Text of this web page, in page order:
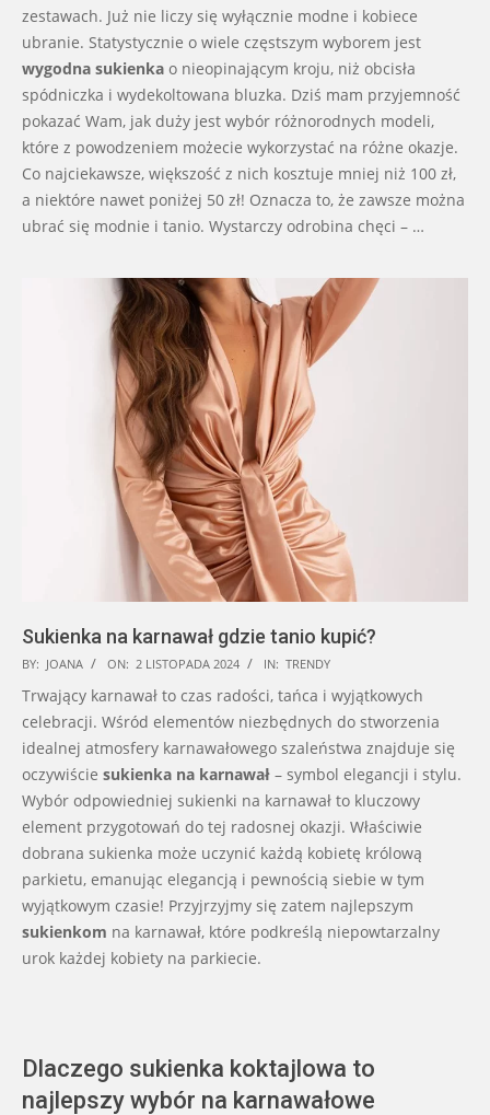
zestawach. Już nie liczy się wyłącznie modne i kobiece
ubranie. Statystycznie o wiele częstszym wyborem jest
wygodna sukienka o nieopinającym kroju, niż obcisła
spódniczka i wydekoltowana bluzka. Dziś mam przyjemność
pokazać Wam, jak duży jest wybór różnorodnych modeli,
które z powodzeniem możecie wykorzystać na różne okazje.
Co najciekawsze, większość z nich kosztuje mniej niż 100 zł,
a niektóre nawet poniżej 50 zł! Oznacza to, że zawsze można
ubrać się modnie i tanio. Wystarczy odrobina chęci – …
Sukienka na karnawał gdzie tanio kupić?
2024-
11-
02
BY: JOANA ON: 2 LISTOPADA 2024 IN: TRENDY
Trwający karnawał to czas radości, tańca i wyjątkowych
celebracji. Wśród elementów niezbędnych do stworzenia
idealnej atmosfery karnawałowego szaleństwa znajduje się
oczywiście sukienka na karnawał – symbol elegancji i stylu.
Wybór odpowiedniej sukienki na karnawał to kluczowy
element przygotowań do tej radosnej okazji. Właściwie
dobrana sukienka może uczynić każdą kobietę królową
parkietu, emanując elegancją i pewnością siebie w tym
wyjątkowym czasie! Przyjrzyjmy się zatem najlepszym
sukienkom na karnawał, które podkreślą niepowtarzalny
urok każdej kobiety na parkiecie.
Dlaczego sukienka koktajlowa to
najlepszy wybór na karnawałowe